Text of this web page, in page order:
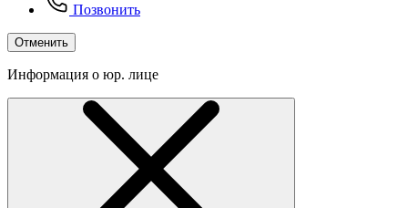
Позвонить
Отменить
Информация о юр. лице